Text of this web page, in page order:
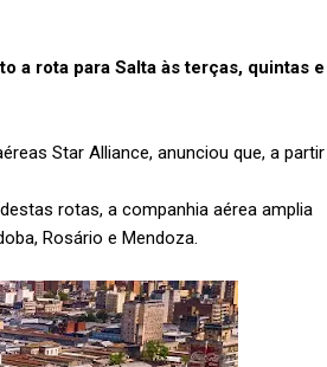
a rota para Salta às terças, quintas e
Star Alliance, anunciou que, a partir
rotas, a companhia aérea amplia
Rosário e Mendoza.